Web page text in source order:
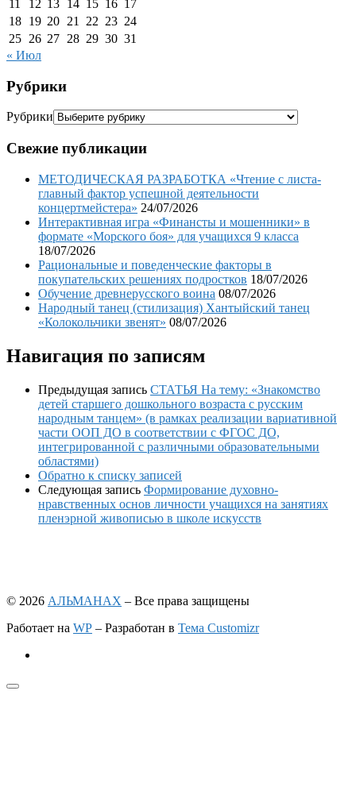
11
12 13 14 15 16 17
18 19 20 21 22 23 24
25 26 27 28 29 30 31
« Июл
Рубрики
Рубрики
Свежие публикации
МЕТОДИЧЕСКАЯ РАЗРАБОТКА «Чтение с листа-
главный фактор успешной деятельности
концертмейстера» 24/07/2026
Интерактивная игра «Финансты и мошенники» в
формате «Морского боя» для учащихся 9 класса
18/07/2026
Рациональные и поведенческие факторы в
покупательских решениях подростков 18/07/2026
Обучение древнерусского воина 08/07/2026
Народный танец (стилизация) Хантыйский танец
«Колокольчики звенят» 08/07/2026
Навигация по записям
Предыдущая запись СТАТЬЯ На тему: «Знакомство
детей старшего дошкольного возраста с русским
народным танцем» (в рамках реализации вариативной
части ООП ДО в соответствии с ФГОС ДО,
интегрированной с различными образовательными
областями)
Обратно к списку записей
Следующая запись Формирование духовно-
нравственных основ личности учащихся на занятиях
пленэрной живописью в школе искусств
© 2026 АЛЬМАНАХ – Все права защищены
Работает на WP – Разработан в Тема Customizr